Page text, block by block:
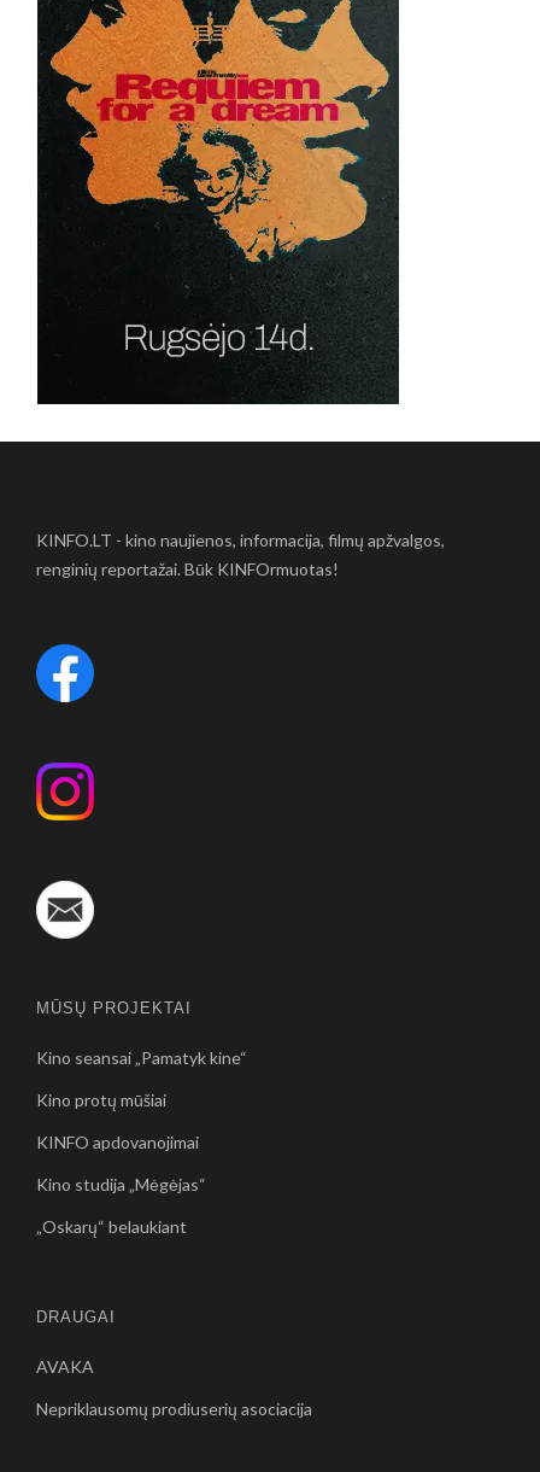
KINFO.LT - kino naujienos, informacija, filmų apžvalgos,
renginių reportažai. Būk KINFOrmuotas!
MŪSŲ PROJEKTAI
Kino seansai „Pamatyk kine“
Kino protų mūšiai
KINFO apdovanojimai
Kino studija „Mėgėjas“
„Oskarų“ belaukiant
DRAUGAI
AVAKA
Nepriklausomų prodiuserių asociacija